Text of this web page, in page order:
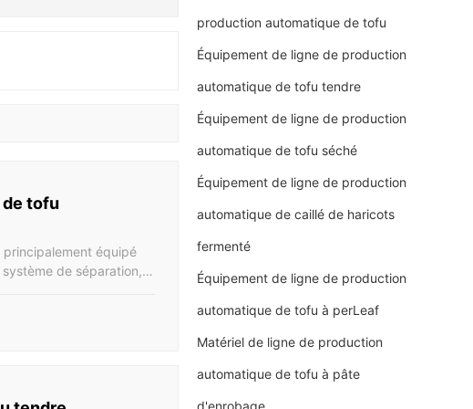
tofu
équipé
de séparation,
la conception de
production automatique de tofu
Équipement de ligne de production
automatique de tofu tendre
Équipement de ligne de production
automatique de tofu séché
Équipement de ligne de production
automatique de caillé de haricots
fermenté
Équipement de ligne de production
automatique de tofu à perLeaf
Matériel de ligne de production
automatique de tofu à pâte
d'enrobage